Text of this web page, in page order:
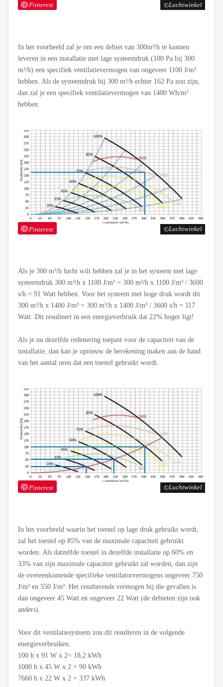
Luchtwinkel
Pinterest
In het voorbeeld zal je om een debiet van 300m³/h te kunnen
leveren in een installatie met lage systeemdruk (100 Pa bij 300
m³/h) een specifiek ventilatievermogen van ongeveer 1100 J/m³
hebben. Als de systeemdruk bij 300 m³/h echter 162 Pa zou zijn,
dan zal je een specifiek ventilatievermogen van 1400 Wh/m³
hebben.
Luchtwinkel
Pinterest
Als je 300 m³/h lucht wilt hebben zal je in het systeem met lage
systeemdruk 300 m³/h x 1100 J/m³ = 300 m³/h x 1100 J/m³ / 3600
s/h = 91 Watt hebben. Voor het systeem met hoge druk wordt dit
300 m³/h x 1400 J/m³ = 300 m³/h x 1400 J/m³ / 3600 s/h = 117
Watt. Dit resulteert in een energieverbruik dat 22% hoger ligt!
Als je nu dezelfde redenering toepast voor de capaciteit van de
installatie, dan kan je opnieuw de berekening maken aan de hand
van het aantal uren dat een toestel gebruikt wordt.
Luchtwinkel
Pinterest
In het voorbeeld waarin het toestel op lage druk gebruikt wordt,
zal het toestel op 85% van de maximale capaciteit gebruikt
worden. Als datzelfde toestel in dezelfde installatie op 60% en
33% van zijn maximale capaciteit gebruikt zal worden, dan zijn
de overeenkomende specifieke ventilatorvermogens ongeveer 750
J/m³ en 550 J/m³. Het resulterende vermogen bij die gevallen is
dan ongeveer 45 Watt en ongeveer 22 Watt (de debieten zijn ook
anders).
Voor dit ventilatiesysteem zou dit resulteren in de volgende
energieverbruiken:
100 h x 91 W x 2= 18,2 kWh
1000 h x 45 W x 2 = 90 kWh
7660 h x 22 W x 2 = 337 kWh